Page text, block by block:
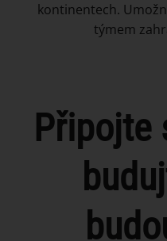
kontinentech.
týmem
Připojte